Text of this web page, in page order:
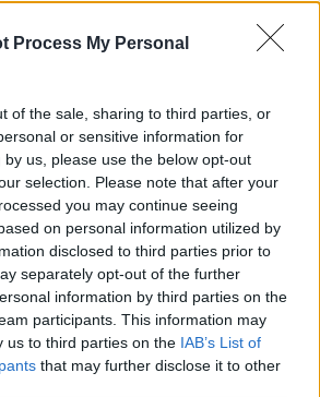
Process My Personal
of the sale, sharing to third parties, or
or sensitive information for
us, please use the below opt-out
selection. Please note that after your
you may continue seeing
on personal information utilized by
disclosed to third parties prior to
separately opt-out of the further
information by third parties on the
participants. This information may
us to third parties on the IAB’s List of
that may further disclose it to other
+
Pirelli
8019227191363